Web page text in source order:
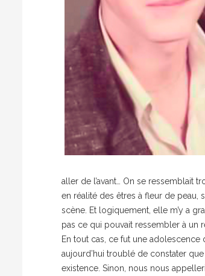
aller de l’avant… On se ressemblait
en réalité des êtres à fleur de peau,
scène. Et logiquement, elle m’y a
pas ce qui pouvait ressembler à un
En tout cas, ce fut une
aujourd’hui troublé de constater
existence. Sinon, nous nous